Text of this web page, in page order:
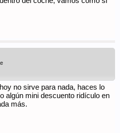
no sirve para nada, haces lo
algún mini descuento ridículo en
más.